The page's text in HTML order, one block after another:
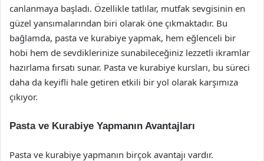
canlanmaya başladı. Özellikle tatlılar, mutfak sevgisinin en
güzel yansımalarından biri olarak öne çıkmaktadır. Bu
bağlamda, pasta ve kurabiye yapmak, hem eğlenceli bir
hobi hem de sevdiklerinize sunabileceğiniz lezzetli ikramlar
hazırlama fırsatı sunar. Pasta ve kurabiye kursları, bu süreci
daha da keyifli hale getiren etkili bir yol olarak karşımıza
çıkıyor.
Pasta ve Kurabiye Yapmanın Avantajları
Pasta ve kurabiye yapmanın birçok avantajı vardır.